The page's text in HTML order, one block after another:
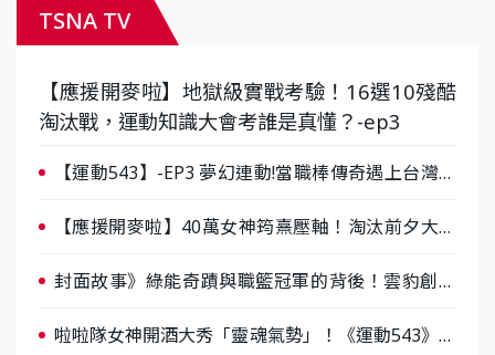
TSNA TV
【應援開麥啦】地獄級實戰考驗！16選10殘酷
淘汰戰，運動知識大會考誰是真懂？-ep3
【運動543】-EP3 夢幻連動!當職棒傳奇遇上台灣女
【應援開麥啦】40萬女神筠熹壓軸！淘汰前夕大混
封面故事》綠能奇蹟與職籃冠軍的背後！雲豹創辦
啦啦隊女神開酒大秀「靈魂氣勢」！《運動543》微